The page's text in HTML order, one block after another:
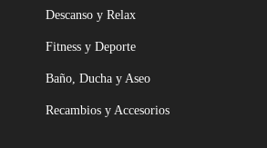
Descanso y Relax
Fitness y Deporte
Baño, Ducha y Aseo
Recambios y Accesorios